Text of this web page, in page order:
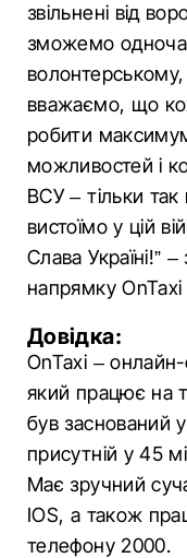
звільнені від
зможемо
вважаємо, що
робити
можливостей і
ВСУ – тільки
вистоїмо у цій
Слава Україні!”
напрямку
Довідка:
OnTaxі –
який працює на
був заснований
присутній у 45
Має зручний
IOS, а також
телефону 2000.